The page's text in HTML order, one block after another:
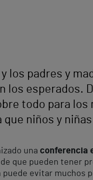
los padres y
los esperados.
todo para
que niños y
una conferencia
que pueden tener
evitar muchos